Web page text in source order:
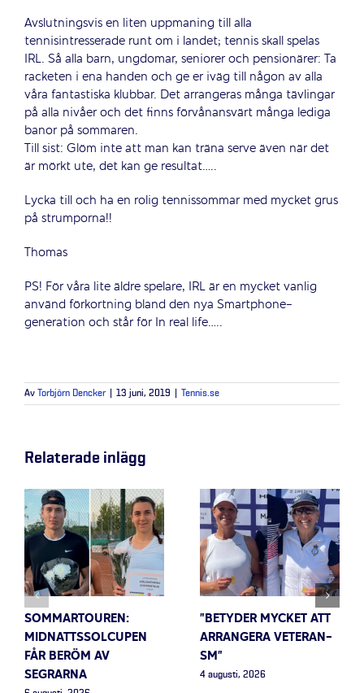
Avslutningsvis en liten uppmaning till alla
tennisintresserade runt om i landet; tennis skall spelas
IRL. Så alla barn, ungdomar, seniorer och pensionärer: Ta
racketen i ena handen och ge er iväg till någon av alla
våra fantastiska klubbar. Det arrangeras många tävlingar
på alla nivåer och det finns förvånansvärt många lediga
banor på sommaren.
Till sist: Glöm inte att man kan träna serve även när det
är mörkt ute, det kan ge resultat…..
Lycka till och ha en rolig tennissommar med mycket grus
på strumporna!!
Thomas
PS! För våra lite äldre spelare, IRL är en mycket vanlig
använd förkortning bland den nya Smartphone-
generation och står för In real life…..
Av Torbjörn Dencker 13 juni, 2019 Tennis.se
Relaterade inlägg
SOMMARTOUREN:
MIDNATTSSOLCUPEN
FÅR BERÖM AV
SEGRARNA
”BETYDER MYCKET ATT
ARRANGERA VETERAN-
SM”
4 augusti, 2026